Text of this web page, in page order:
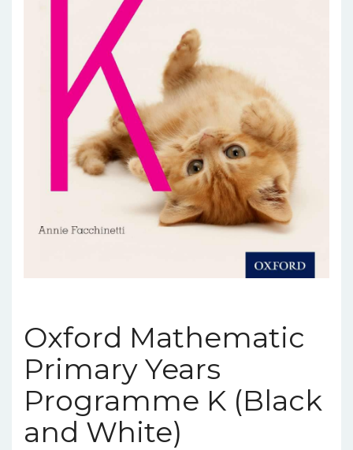
Oxford Mathematic
Primary Years
Programme K (Black
and White)